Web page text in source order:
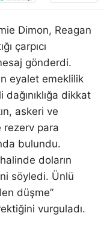
Dimon, Reagan
çarpıcı
gönderdi.
eyalet emeklilik
dikkat
askeri ve
rezerv para
bulundu.
doların
söyledi. Ünlü
düşme”
vurguladı.